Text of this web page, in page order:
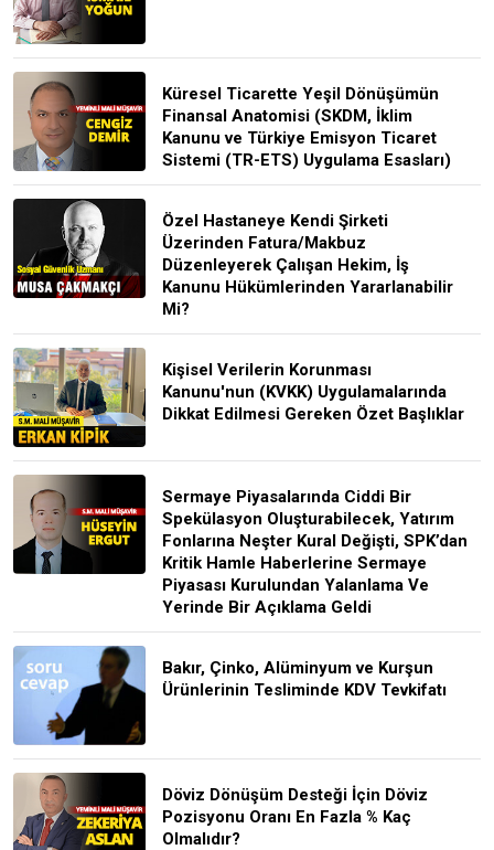
Küresel Ticarette Yeşil Dönüşümün
Finansal Anatomisi (SKDM, İklim
Kanunu ve Türkiye Emisyon Ticaret
Sistemi (TR-ETS) Uygulama Esasları)
Özel Hastaneye Kendi Şirketi
Üzerinden Fatura/Makbuz
Düzenleyerek Çalışan Hekim, İş
Kanunu Hükümlerinden Yararlanabilir
Mi?
Kişisel Verilerin Korunması
Kanunu'nun (KVKK) Uygulamalarında
Dikkat Edilmesi Gereken Özet Başlıklar
Sermaye Piyasalarında Ciddi Bir
Spekülasyon Oluşturabilecek, Yatırım
Fonlarına Neşter Kural Değişti, SPK’dan
Kritik Hamle Haberlerine Sermaye
Piyasası Kurulundan Yalanlama Ve
Yerinde Bir Açıklama Geldi
Bakır, Çinko, Alüminyum ve Kurşun
Ürünlerinin Tesliminde KDV Tevkifatı
Döviz Dönüşüm Desteği İçin Döviz
Pozisyonu Oranı En Fazla % Kaç
Olmalıdır?